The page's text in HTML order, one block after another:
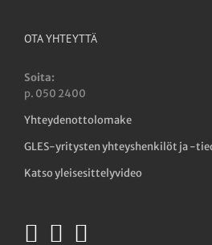
OTA YHTEYTTÄ
Soita:
p. 050 2400
Yhteydenottolomake
GLES-yritysten yhteyshenkilöt ja -
Katso yleisesittelyvideo